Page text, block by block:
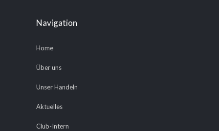
Navigation
Home
Über uns
Unser Handeln
Aktuelles
Club-Intern